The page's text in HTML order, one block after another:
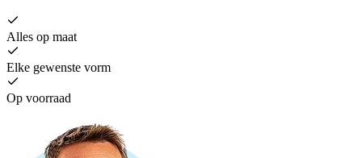
Alles op maat
Elke gewenste vorm
Op voorraad